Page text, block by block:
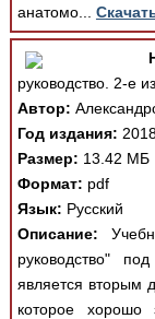
анатомо...
руководство. 2-е
Автор:
Год издания:
Размер: 13.42 МБ
Формат: pdf
Язык: Русский
Описание:
руководство"
является вторым
которое хорошо